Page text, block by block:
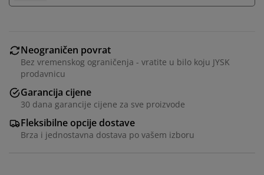
Neograničen povrat
Bez vremenskog ograničenja - vratite u bilo koju JYSK
prodavnicu
Garancija cijene
30 dana garancije cijene za sve proizvode
Fleksibilne opcije dostave
Brza i jednostavna dostava po vašem izboru
Personalizujemo vaše iskustvo